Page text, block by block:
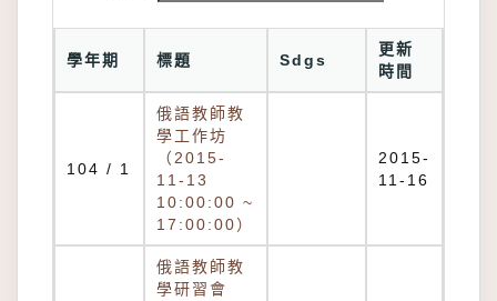
學年期 標題 Sdgs
更新
時間
104 / 1
俄語教師教
學工作坊
（2015-
11-13
10:00:00 ~
17:00:00）
2015-
11-16
俄語教師教
學研習會